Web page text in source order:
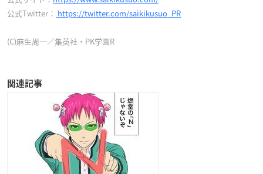
公式Twitter： https://twitter.com/saikikusuo_PR
(C)麻生周一／集英社・PK学園R
関連記事